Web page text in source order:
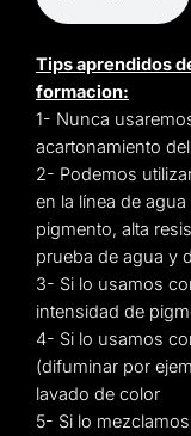
Tips aprendidos
formacion:
1- Nunca
acartonamiento
2- Podemos
en la línea de
pigmento, alta
prueba de agua y
3- Si lo usamos
intensidad de
4- Si lo usamos
(difuminar por
lavado de color
5- Si lo